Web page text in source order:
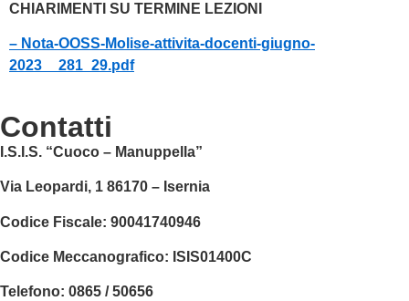
CHIARIMENTI SU TERMINE LEZIONI
– Nota-OOSS-Molise-attivita-docenti-giugno-
2023__281_29.pdf
contatti
I.S.I.S. “Cuoco – Manuppella”
Via Leopardi, 1 86170 – Isernia
Codice Fiscale: 90041740946
Codice Meccanografico: ISIS01400C
Telefono: 0865 / 50656